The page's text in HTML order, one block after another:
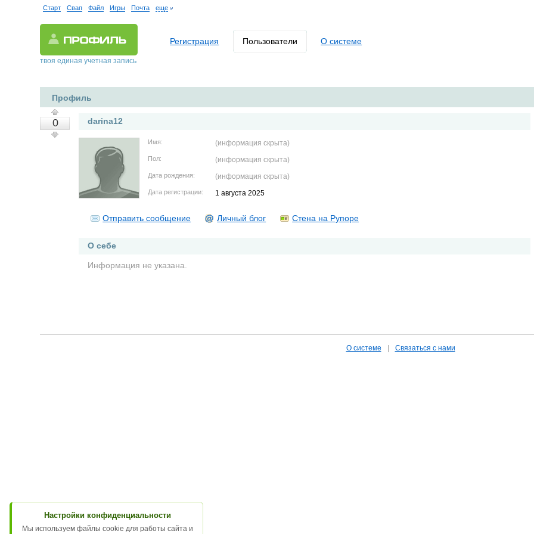
Старт Свап Файл Игры Почта еще
твоя единая учетная запись
Регистрация Пользователи О системе
Профиль
0 darina12
Имя: (информация скрыта)
Пол: (информация скрыта)
Дата рождения: (информация скрыта)
Дата регистрации: 1 августа 2025
Отправить сообщение Личный блог Стена на Рупоре
О себе
Информация не указана.
О системе Связаться с нами
Настройки конфиденциальности
Мы используем файлы cookie для работы сайта и